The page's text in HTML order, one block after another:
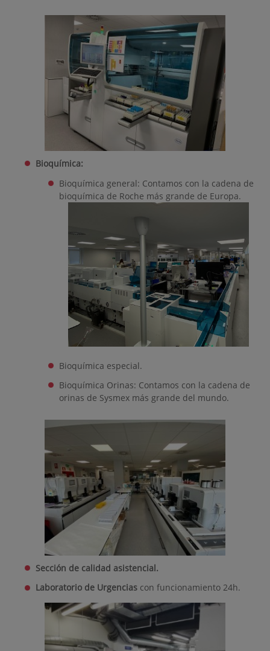
Bioquímica:
Bioquímica general: Contamos con la cadena de
bioquímica de Roche más grande de Europa.
Bioquímica especial.
Bioquímica Orinas: Contamos con la cadena de
orinas de Sysmex más grande del mundo.
Sección de calidad asistencial.
Laboratorio de Urgenciascon funcionamiento 24h.